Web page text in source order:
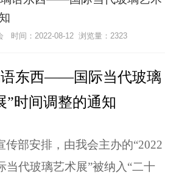
时间：2022-08-12 浏览量： 2323
东西——国际当代玻璃
”时间调整的通知
传部安排，由我会主办的“2022
代玻璃艺术展”被纳入“二十